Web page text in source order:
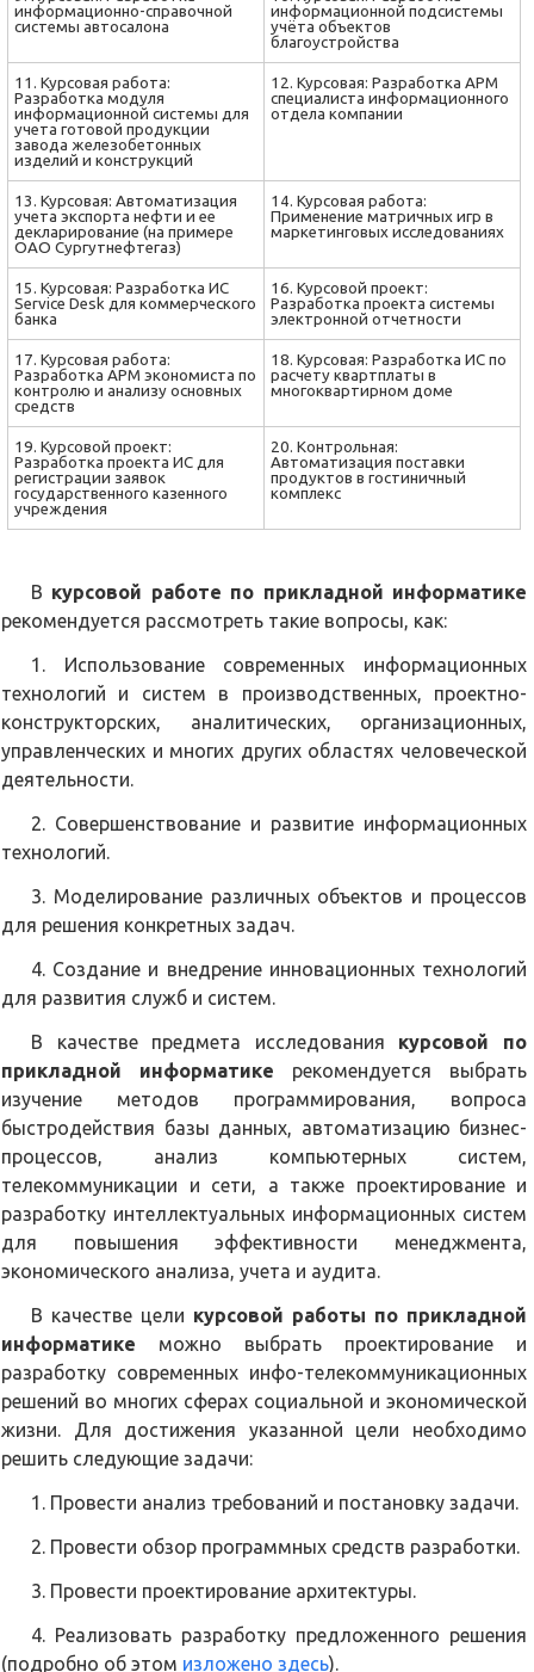
информационно-справочной
системы автосалона
информационной подсистемы
учёта объектов
благоустройства
11. Курсовая работа:
Разработка модуля
информационной системы для
учета готовой продукции
завода железобетонных
изделий и конструкций
12. Курсовая: Разработка АРМ
специалиста информационного
отдела компании
13. Курсовая: Автоматизация
учета экспорта нефти и ее
декларирование (на примере
ОАО Сургутнефтегаз)
14. Курсовая работа:
Применение матричных игр в
маркетинговых исследованиях
15. Курсовая: Разработка ИС
Service Desk для коммерческого
банка
16. Курсовой проект:
Разработка проекта системы
электронной отчетности
17. Курсовая работа:
Разработка АРМ экономиста по
контролю и анализу основных
средств
18. Курсовая: Разработка ИС по
расчету квартплаты в
многоквартирном доме
19. Курсовой проект:
Разработка проекта ИС для
регистрации заявок
государственного казенного
учреждения
20. Контрольная:
Автоматизация поставки
продуктов в гостиничный
комплекс
В курсовой работе по прикладной информатике
рекомендуется рассмотреть такие вопросы, как:
1. Использование современных информационных
технологий и систем в производственных, проектно-
конструкторских, аналитических, организационных,
управленческих и многих других областях человеческой
деятельности.
2. Совершенствование и развитие информационных
технологий.
3. Моделирование различных объектов и процессов
для решения конкретных задач.
4. Создание и внедрение инновационных технологий
для развития служб и систем.
В качестве предмета исследования курсовой по
прикладной информатике рекомендуется выбрать
изучение методов программирования, вопроса
быстродействия базы данных, автоматизацию бизнес-
процессов, анализ компьютерных систем,
телекоммуникации и сети, а также проектирование и
разработку интеллектуальных информационных систем
для повышения эффективности менеджмента,
экономического анализа, учета и аудита.
В качестве цели курсовой работы по прикладной
информатике можно выбрать проектирование и
разработку современных инфо-телекоммуникационных
решений во многих сферах социальной и экономической
жизни. Для достижения указанной цели необходимо
решить следующие задачи:
1. Провести анализ требований и постановку задачи.
2. Провести обзор программных средств разработки.
3. Провести проектирование архитектуры.
4. Реализовать разработку предложенного решения
(подробно об этом изложено здесь).